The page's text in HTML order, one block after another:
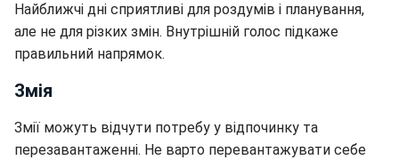
Найближчі дні сприятливі для роздумів і планування,
але не для різких змін. Внутрішній голос підкаже
правильний напрямок.
Змія
Змії можуть відчути потребу у відпочинку та
перезавантаженні. Не варто перевантажувати себе